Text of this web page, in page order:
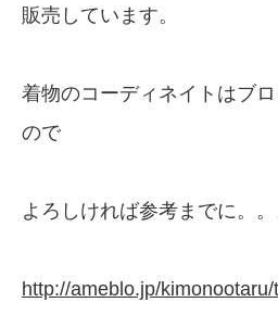
販売しています。
着物のコーディネイトはブ
ので
よろしければ参考までに。。
http://ameblo.jp/